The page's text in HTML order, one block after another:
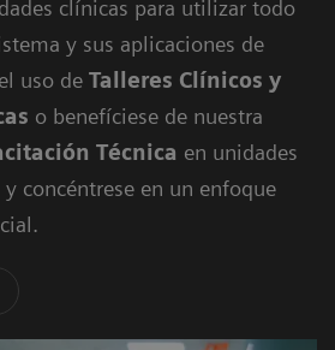
clínicas para utilizar todo
y sus aplicaciones de
el uso de Talleres Clínicos y
o benefíciese de nuestra
Técnica en unidades
concéntrese en un enfoque